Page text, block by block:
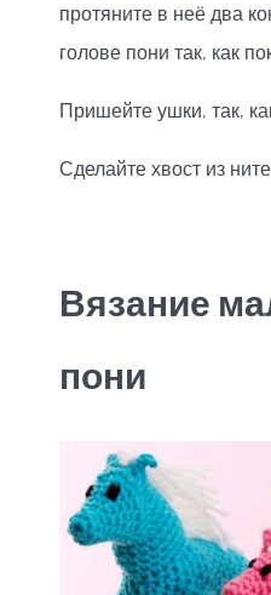
протяните в неё два
голове пони так, как
Пришейте ушки, так,
Сделайте хвост из
Вязание
пони